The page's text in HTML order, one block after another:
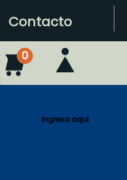
Contacto
0
Ingresa aqui